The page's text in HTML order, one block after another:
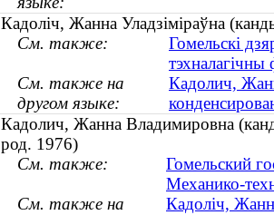
Кадоліч, Жанна Уладзіміраўна
См. также:
Гомельскі
тэхналагічны
См. также на
другом языке:
Кадолич,
Кадолич, Жанна Владимировна
род. 1976)
См. также:
Гомельский
Механико-
См. также на
Кадоліч,